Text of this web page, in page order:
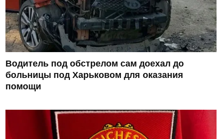
Водитель под обстрелом сам доехал до
больницы под Харьковом для оказания
помощи